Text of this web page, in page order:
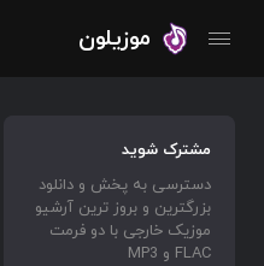
موزیلون
مشترک شوید
دسترسی به پخش و دانلود
بزرگترین و بروز ترین آرشیو
موزیک خارجی با دو فرمت
FLAC و MP3